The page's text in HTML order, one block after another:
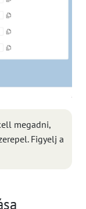
megadni,
Figyelj a